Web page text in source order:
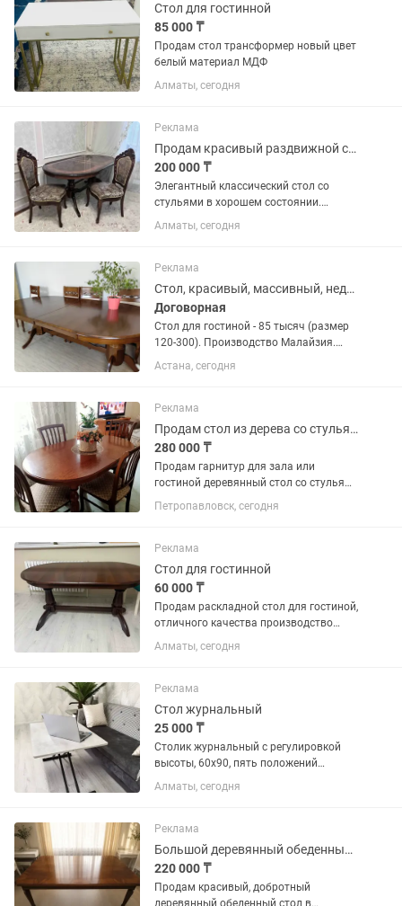
Стол для гостинной
85 000 ₸
Продам стол трансформер новый цвет
белый материал МДФ
Алматы, сегодня
Реклама
Продам красивый раздвижной стол со стульями в классическом стиле.
200 000 ₸
Элегантный классический стол со
стульями в хорошем состоянии.
Раздвижной механизм Качественное
покрытие с красивым древесным
Алматы, сегодня
Реклама
Стол, красивый, массивный, недорого!
Договорная
Стол для гостиной - 85 тысяч (размер
120-300). Производство Малайзия.
Крепкий, очень хорошего качества и
состояния. Разборка и самовывоз.
Астана, сегодня
Реклама
Продам стол из дерева со стульями
280 000 ₸
Продам гарнитур для зала или
гостиной деревянный стол со стульями
( 4 стула,спинки высокие) классический
вариант ,в пользовании был мало
Петропавловск, сегодня
Реклама
Стол для гостинной
60 000 ₸
Продам раскладной стол для гостиной,
отличного качества производство
Беларусь. Имеется 2 части по 40см для
удлинения. Полная длина 240см
Алматы, сегодня
Реклама
Стол журнальный
25 000 ₸
Столик журнальный с регулировкой
высоты, 60х90, пять положений
высоты. Цвет Цемент светлый.
Красиво смотрится. Для гостиной,
ноутбуком фрилансером работать,
сделать...
Алматы, сегодня
Реклама
Большой деревянный обеденный стол в классическом стиле
220 000 ₸
Продам красивый, добротный
деревянный обеденный стол в